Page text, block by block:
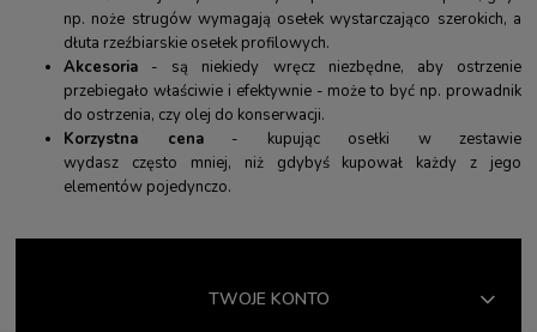
np. noże strugów wymagają osełek wystarczająco szerokich, a
dłuta rzeźbiarskie osełek profilowych.
Akcesoria - są niekiedy wręcz niezbędne, aby ostrzenie
przebiegało właściwie i efektywnie - może to być np. prowadnik
do ostrzenia, czy olej do konserwacji.
Korzystna cena- kupując osełki w zestawie
wydasz często mniej, niż gdybyś kupował każdy z jego
elementów pojedynczo.
TWOJE KONTO